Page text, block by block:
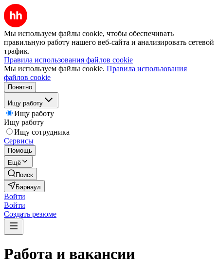
Мы используем файлы cookie, чтобы обеспечивать
правильную работу нашего веб-сайта и анализировать сетевой
трафик.
Правила использования файлов cookie
Мы используем файлы cookie. Правила использования
файлов cookie
Понятно
Ищу работу
Ищу работу
Ищу работу
Ищу сотрудника
Сервисы
Помощь
Ещё
Поиск
Барнаул
Войти
Войти
Создать резюме
Работа и вакансии